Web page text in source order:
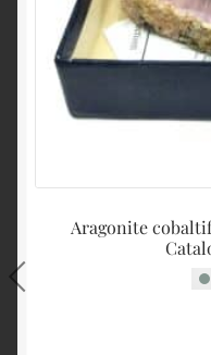
Aragonite